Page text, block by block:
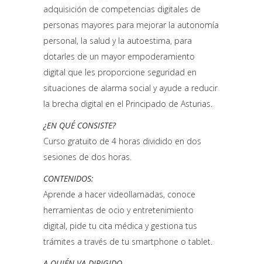
adquisición de competencias digitales de
personas mayores para mejorar la autonomía
personal, la salud y la autoestima, para
dotarles de un mayor empoderamiento
digital que les proporcione seguridad en
situaciones de alarma social y ayude a reducir
la brecha digital en el Principado de Asturias.
¿EN QUÉ CONSISTE?
Curso gratuito de 4 horas dividido en dos
sesiones de dos horas.
CONTENIDOS:
Aprende a hacer videollamadas, conoce
herramientas de ocio y entretenimiento
digital, pide tu cita médica y gestiona tus
trámites a través de tu smartphone o tablet.